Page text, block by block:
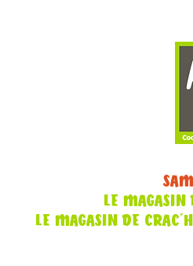
LE MAGASIN
LE MAGASIN DE